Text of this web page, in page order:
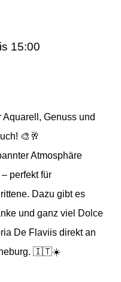
15:00
Genuss und
🎨🥂
Atmosphäre
perfekt für
Dazu gibt es
und ganz viel Dolce
De Flaviis direkt an
🇮🇹☀️